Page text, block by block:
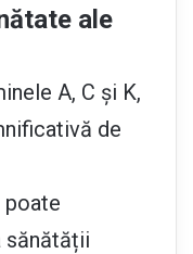
ale
A, C și K,
de
poate
sănătății